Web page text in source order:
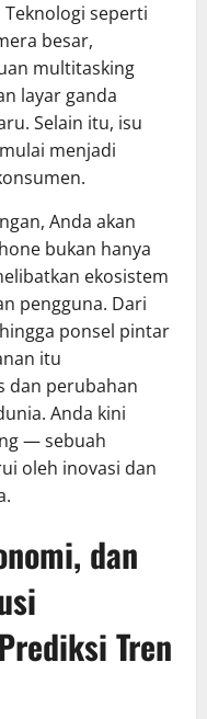
seperti
besar,
multitasking
layar ganda
Selain itu, isu
menjadi
Anda akan
bukan hanya
ekosistem
pengguna. Dari
ponsel pintar
itu
dan perubahan
Anda kini
— sebuah
oleh inovasi dan
dan
Tren